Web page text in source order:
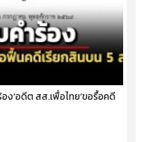
ง‘อดีต สส.เพื่อไทย’ขอรื้อคดี